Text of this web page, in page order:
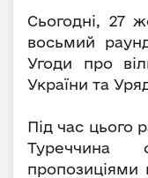
Сьогодні, 27
восьмий
Угоди про
України та
Під час цього
Туреччина
пропозиціями